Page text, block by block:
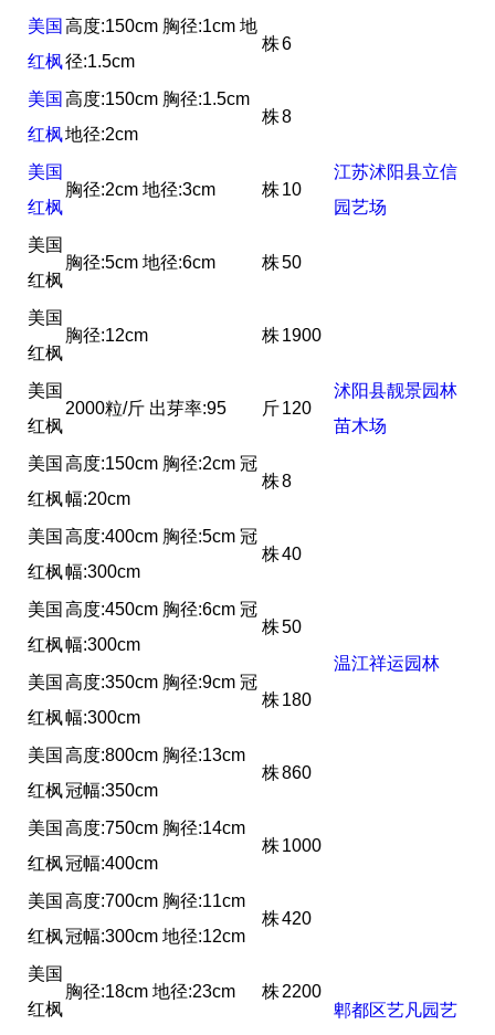
美国
红枫
高度:150cm 胸径:1cm 地
径:1.5cm
株6
江苏沭阳县立信
园艺场
美国
红枫
高度:150cm 胸径:1.5cm
地径:2cm
株8
美国
红枫
胸径:2cm 地径:3cm 株10
美国
红枫
胸径:5cm 地径:6cm 株50
美国
红枫
胸径:12cm 株1900
美国
红枫
2000粒/斤 出芽率:95 斤120
沭阳县靓景园林
苗木场
美国
红枫
高度:150cm 胸径:2cm 冠
幅:20cm
株8
温江祥运园林
美国
红枫
高度:400cm 胸径:5cm 冠
幅:300cm
株40
美国
红枫
高度:450cm 胸径:6cm 冠
幅:300cm
株50
美国
红枫
高度:350cm 胸径:9cm 冠
幅:300cm
株180
美国
红枫
高度:800cm 胸径:13cm
冠幅:350cm
株860
美国
红枫
高度:750cm 胸径:14cm
冠幅:400cm
株1000
美国
红枫
高度:700cm 胸径:11cm
冠幅:300cm 地径:12cm
株420
郫都区艺凡园艺
美国
红枫
胸径:18cm 地径:23cm 株2200